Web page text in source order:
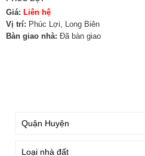
Giá: Liên hệ
Vị trí: Phúc Lợi, Long Biên
Bàn giao nhà: Đã bàn giao